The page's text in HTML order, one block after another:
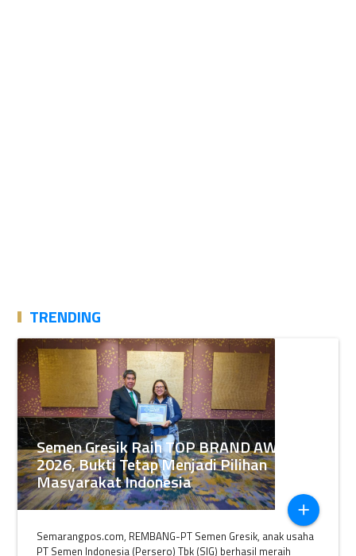
TRENDING
Semen Gresik Raih TOP BRAND AWARDS
2026, Bukti Tetap Menjadi Pilihan
Masyarakat Indonesia
add
Semarangpos.com, REMBANG-PT Semen Gresik, anak usaha
PT Semen Indonesia (Persero) Tbk (SIG) berhasil meraih